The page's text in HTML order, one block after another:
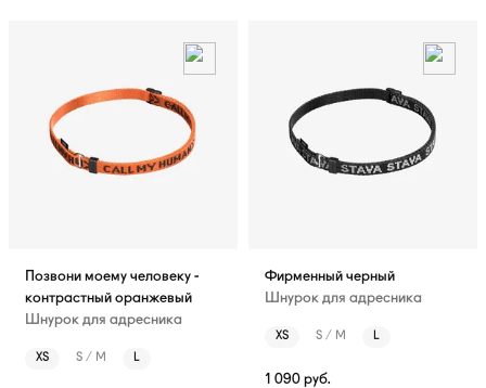
Позвони моему человеку -
контрастный оранжевый
Шнурок для адресника
XS S / M L
Фирменный черный
Шнурок для адресника
XS S / M L
1 090 руб.